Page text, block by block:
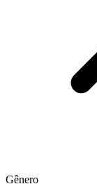
Gênero